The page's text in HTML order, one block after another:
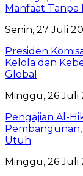
Manfaat Tanpa
Senin, 27 Juli
Presiden
Kelola dan
Global
Minggu, 26 Juli
Pengajian Al-
Pembangunan,
Utuh
Minggu, 26 Juli